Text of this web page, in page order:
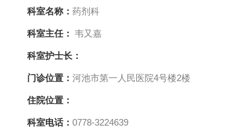
工作”专栏
拜访工作
科室名称： 药剂科
科室主任： 韦又嘉
科室护士长：
门诊位置： 河池市第一人民医院4号楼2楼
住院位置：
科室电话： 0778-3224639